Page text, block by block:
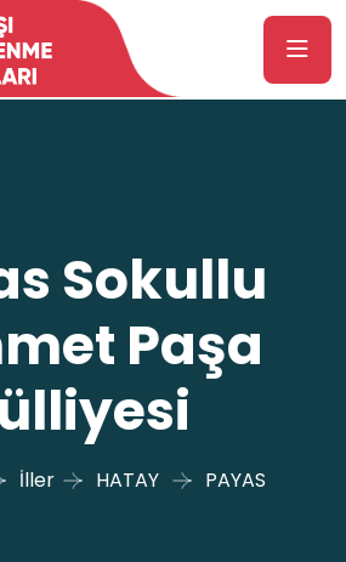
Sokullu
Paşa
İller HATAY PAYAS